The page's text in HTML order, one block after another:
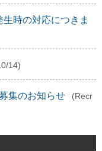
時の対応につきま
14)
集のお知らせ
(Recr